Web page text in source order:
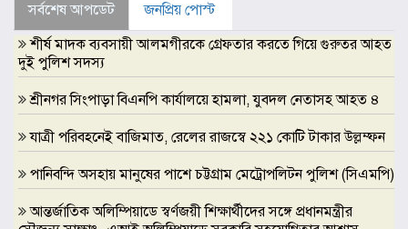
সর্বশেষ আপডেট
জনপ্রিয় পোস্ট
শীর্ষ মাদক ব্যবসায়ী আলমগীরকে গ্রেফতার করতে গিয়ে গুরুতর আহত
দুই পুলিশ সদস্য
শ্রীনগর সিংপাড়া বিএনপি কার্যালয়ে হামলা, যুবদল নেতাসহ আহত ৪
যাত্রী পরিবহনেই বাজিমাত, রেলের রাজস্বে ২২১ কোটি টাকার উল্লম্ফন
পানিবন্দি অসহায় মানুষের পাশে চট্টগ্রাম মেট্রোপলিটন পুলিশ (সিএমপি)
আন্তর্জাতিক অলিম্পিয়াডে স্বর্ণজয়ী শিক্ষার্থীদের সঙ্গে প্রধানমন্ত্রীর